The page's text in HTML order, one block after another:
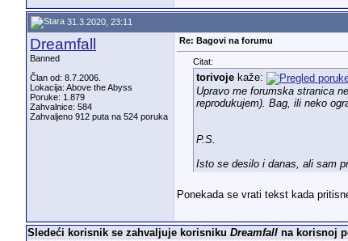
31.3.2020, 23:11
Dreamfall
Banned
Član od: 8.7.2006.
Lokacija: Above the Abyss
Poruke: 1.879
Zahvalnice: 584
Zahvaljeno 912 puta na 524 poruka
Re: Bagovi na forumu
Citat:
torivojekaže:
Upravo me forumska stranica
reprodukujem). Bag, ili neko
P.S.
Isto se desilo i danas, ali sam
Ponekada se vrati tekst kada
Sledeći korisnik se zahvaljuje korisniku Dreamfallna korisnoj